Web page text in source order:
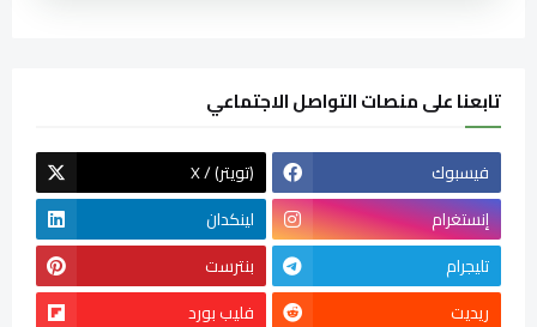
تابعنا على منصات التواصل الاجتماعي
فيسبوك
X / (تويتر)
إنستغرام
لينكدان
تليجرام
بنترست
ريديت
فليب بورد